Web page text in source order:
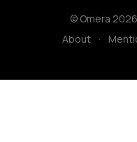
© Omera
About
·